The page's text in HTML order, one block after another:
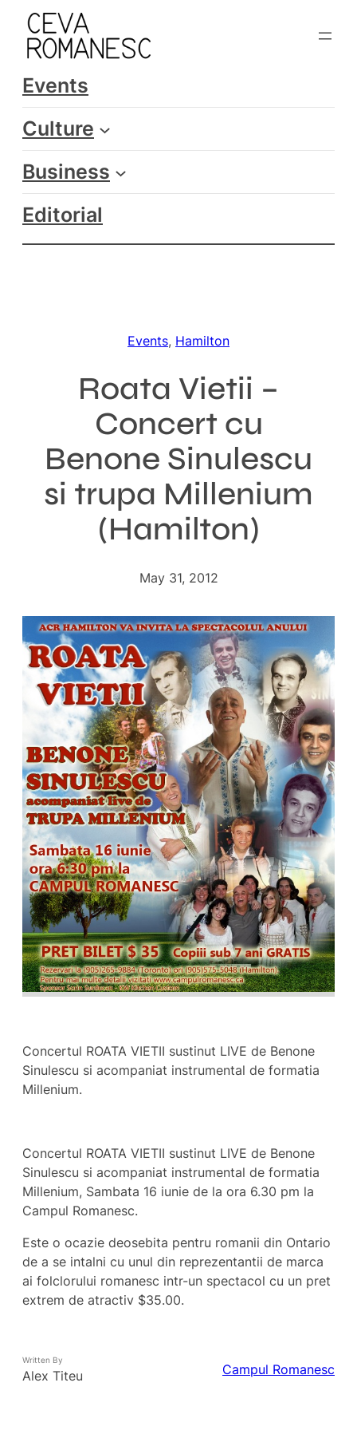
Skip
content
Events
Culture
Business
Editorial
Events, Hamilton
Roata Vietii –
Concert cu
Benone Sinulescu
si trupa Millenium
(Hamilton)
May 31, 2012
Concertul ROATA VIETII sustinut LIVE de Benone
Sinulescu si acompaniat instrumental de formatia
Millenium.
Concertul ROATA VIETII sustinut LIVE de Benone
Sinulescu si acompaniat instrumental de formatia
Millenium, Sambata 16 iunie de la ora 6.30 pm la
Campul Romanesc.
Este o ocazie deosebita pentru romanii din Ontario
de a se intalni cu unul din reprezentantii de marca
ai folclorului romanesc intr-un spectacol cu un pret
extrem de atractiv $35.00.
Written By
Alex Titeu Campul Romanesc